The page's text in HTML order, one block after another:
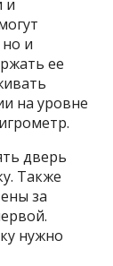
и
и
ее
на уровне
дверь
Также
за
нужно